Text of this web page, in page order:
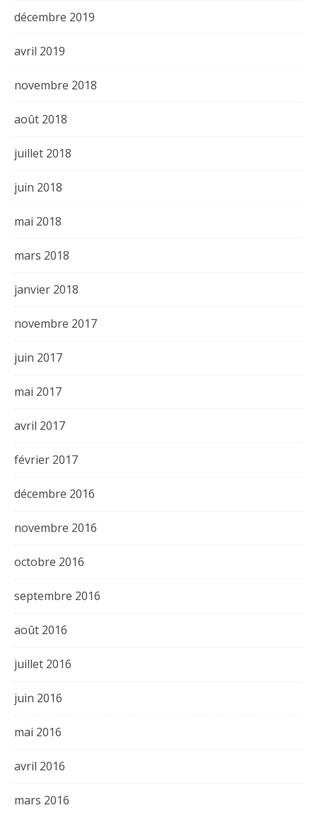
décembre 2019
avril 2019
novembre 2018
août 2018
juillet 2018
juin 2018
mai 2018
mars 2018
janvier 2018
novembre 2017
juin 2017
mai 2017
avril 2017
février 2017
décembre 2016
novembre 2016
octobre 2016
septembre 2016
août 2016
juillet 2016
juin 2016
mai 2016
avril 2016
mars 2016